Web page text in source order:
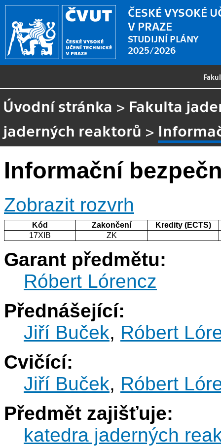
ČESKÉ VYSOKÉ
V PRAZE
STUDIJNÍ PLÁNY
2025/2026
Úvodní stránka > Fakulta
jaderných reaktorů >
Informační
Zobrazit rozvrh
Kód Zakončení
Kredity (ECTS)
17XIB
ZK
Garant předmětu:
Róbert Lórencz
Přednášející:
Jiří Buček, Róbert
Cvičící:
Jiří Buček, Róbert
Předmět zajišťuje:
katedra jaderných